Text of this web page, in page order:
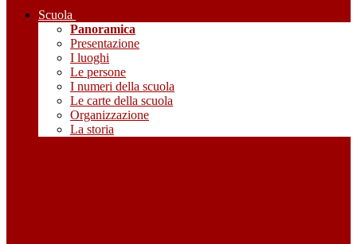
Scuola
Panoramica
Presentazione
I luoghi
Le persone
I numeri della scuola
Le carte della scuola
Organizzazione
La storia